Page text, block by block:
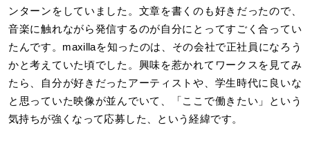
ンターンをしていました。文章を書くのも好きだったので、
音楽に触れながら発信するのが自分にとってすごく合ってい
たんです。maxillaを知ったのは、その会社で正社員になろう
かと考えていた頃でした。興味を惹かれてワークスを見てみ
たら、自分が好きだったアーティストや、学生時代に良いな
と思っていた映像が並んでいて、「ここで働きたい」という
気持ちが強くなって応募した、という経緯です。